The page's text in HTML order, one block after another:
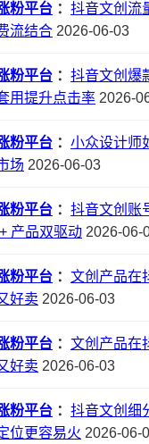
粉平台 ： 抖音文创流
流结合 2026-06-03
粉平台 ： 抖音文创爆
用提升点击率 2026-
粉平台 ： 小众设计师
场 2026-06-03
粉平台 ： 抖音文创账
产品双驱动 2026-06-
粉平台 ： 文创产品在
好卖 2026-06-03
粉平台 ： 文创产品在
好卖 2026-06-03
粉平台 ： 抖音文创细
位更容易火 2026-06-